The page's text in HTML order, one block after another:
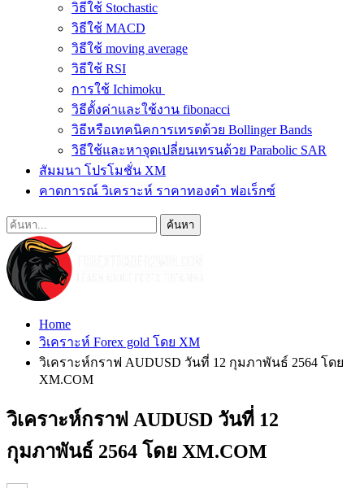
วิธีใช้ Stochastic
วิธีใช้ MACD
วิธีใช้ moving average
วิธีใช้ RSI
การใช้ Ichimoku
วิธีตั้งค่าและใช้งาน fibonacci
วิธีหรือเทคนิคการเทรดด้วย Bollinger Bands
วิธีใช้และหาจุดเปลี่ยนเทรนด้วย Parabolic SAR
สัมมนา โปรโมชั่น XM
คาดการณ์ วิเคราะห์ ราคาทองคำ ฟอเร็กซ์
Home
วิเคราะห์ Forex gold โดย XM
วิเคราะห์กราฟ AUDUSD วันที่ 12 กุมภาพันธ์ 2564 โดย
XM.COM
วิเคราะห์กราฟ AUDUSD วันที่ 12
กุมภาพันธ์ 2564 โดย XM.COM